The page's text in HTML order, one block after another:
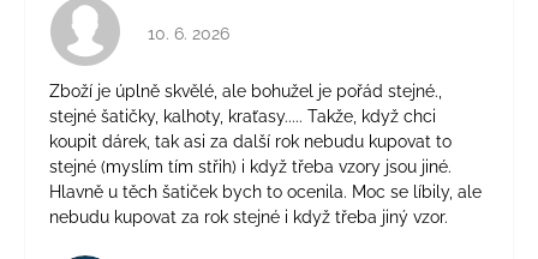
Hodnocení obchodu je 4 z 5 hvězdiček.
10. 6. 2026
Zboží je úplně skvělé, ale bohužel je pořád stejné.,
stejné šatičky, kalhoty, kraťasy..... Takže, když chci
koupit dárek, tak asi za další rok nebudu kupovat to
stejné (myslím tím střih) i když třeba vzory jsou jiné.
Hlavně u těch šatiček bych to ocenila. Moc se líbily, ale
nebudu kupovat za rok stejné i když třeba jiný vzor.